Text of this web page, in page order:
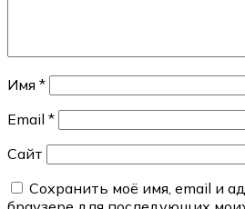
Имя *
Email *
Сайт
Сохранить моё имя, email и